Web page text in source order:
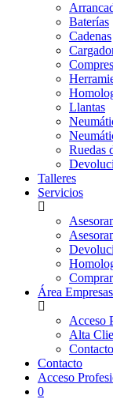
Baterías
Cadenas
Llantas
Ruedas
Talleres
Servicios
Área Empresas
Acceso
Alta
Contacto
Acceso
0